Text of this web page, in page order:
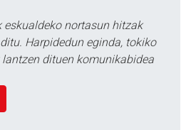
eskualdeko nortasun hitzak
Harpidedun eginda, tokiko
dituen komunikabidea